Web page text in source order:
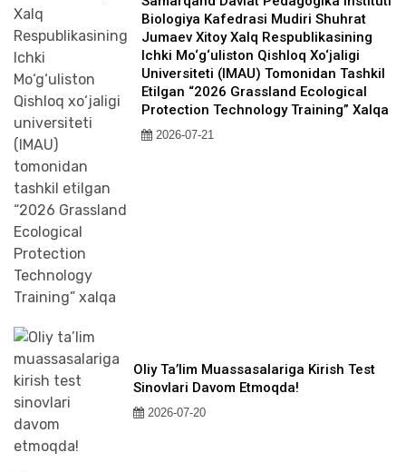
Biologiya Kafedrasi Mudiri Shuhrat
Jumaev Xitoy Xalq Respublikasining
Ichki Mo‘g‘uliston Qishloq Xo‘jaligi
Universiteti (IMAU) Tomonidan Tashkil
Etilgan “2026 Grassland Ecological
Protection Technology Training” Xalqa
2026-07-21
Oliy Ta’lim Muassasalariga Kirish Test
Sinovlari Davom Etmoqda!
2026-07-20